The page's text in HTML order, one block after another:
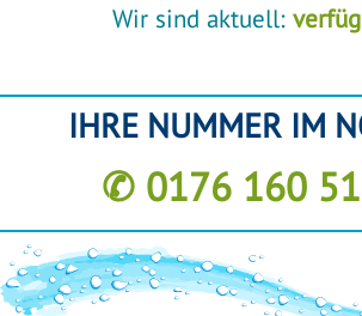
Wir sind aktuell:
IHRE NUMMER IM
✆ 0176 160